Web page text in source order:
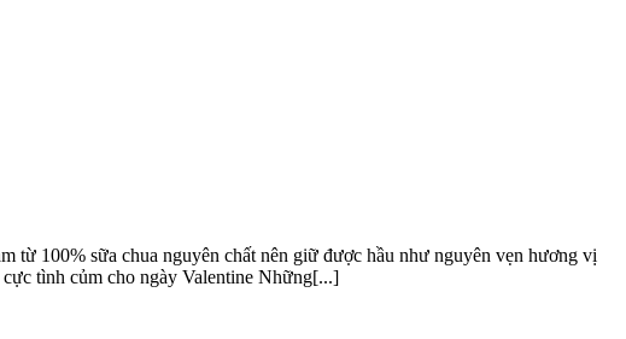
từ 100% sữa chua nguyên chất nên giữ được hầu như nguyên vẹn hương vị
tình củm cho ngày Valentine Những[...]